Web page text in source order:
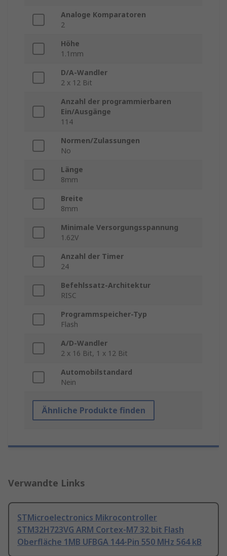
Analoge Komparatoren
2
Höhe
1.1mm
D/A-Wandler
2 x 12 Bit
Anzahl der programmierbaren
Ein/Ausgänge
114
Normen/Zulassungen
No
Länge
8mm
Breite
8mm
Minimale Versorgungsspannung
1.62V
Anzahl der Timer
24
Befehlssatz-Architektur
RISC
Programmspeicher-Typ
Flash
A/D-Wandler
2 x 16 Bit, 1 x 12 Bit
Automobilstandard
Nein
Ähnliche Produkte finden
Verwandte Links
STMicroelectronics Mikrocontroller
STM32H723VG ARM Cortex-M7 32 bit Flash
Oberfläche 1MB UFBGA 144-Pin 550 MHz 564 kB